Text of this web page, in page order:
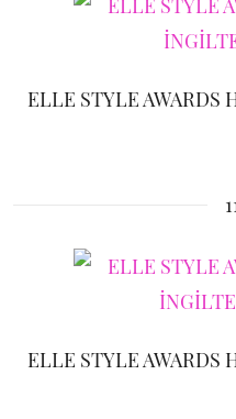
ELLE STYLE AWARDS
ELLE STYLE AWARDS